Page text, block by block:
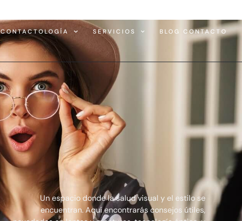
CONTACTOLOGÍA SERVICIOS BLOG CONTACTO
Un espacio donde la salud visual y el estilo se
encuentran. Aquí encontrarás consejos útiles,